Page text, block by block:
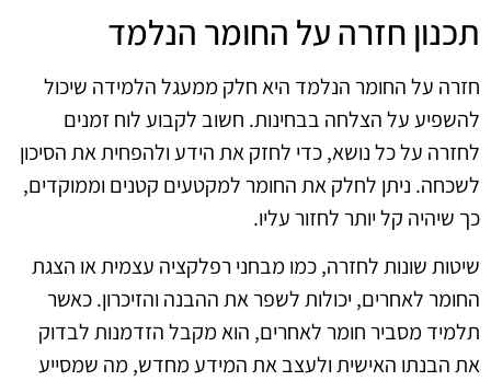
תכנון חזרה על החומר הנלמד
חזרה על החומר הנלמד היא חלק ממעגל הלמידה שיכול
להשפיע על הצלחה בבחינות. חשוב לקבוע לוח זמנים
לחזרה על כל נושא, כדי לחזק את הידע ולהפחית את הסיכון
לשכחה. ניתן לחלק את החומר למקטעים קטנים וממוקדים,
כך שיהיה קל יותר לחזור עליו.
שיטות שונות לחזרה, כמו מבחני רפלקציה עצמית או הצגת
החומר לאחרים, יכולות לשפר את ההבנה והזיכרון. כאשר
תלמיד מסביר חומר לאחרים, הוא מקבל הזדמנות לבדוק
את הבנתו האישית ולעצב את המידע מחדש, מה שמסייע